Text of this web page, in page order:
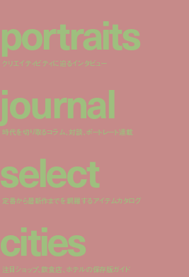
portraits
クリエイティビティに迫るインタビュー
journal
時代を切り取るコラム、対談、ポートレート連載
select
定番から最新作までを網羅するアイテムカタログ
cities
注目ショップ、飲食店、ホテルの保存版ガイド